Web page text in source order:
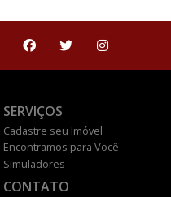
SERVIÇOS
Cadastre seu Imóvel
Encontramos para Você
Simuladores
CONTATO